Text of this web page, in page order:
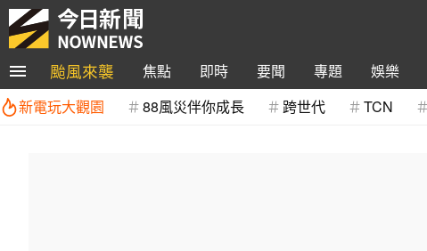
颱風來襲 焦點 即時 要聞 專題 娛樂
新電玩大觀園
88風災伴你成長 跨世代 TCN